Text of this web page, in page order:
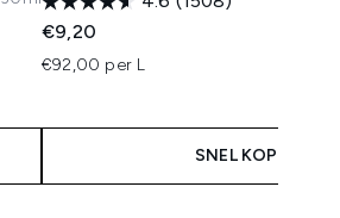
€9,20
€92,00 per L
SNEL KOPEN